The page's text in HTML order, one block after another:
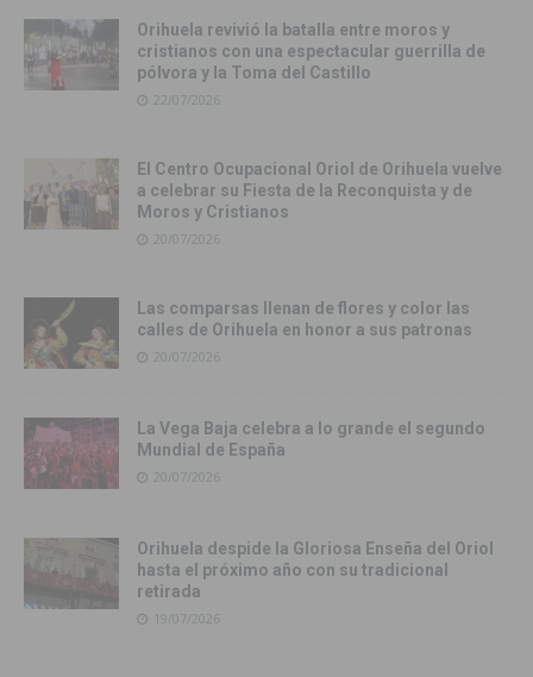
Orihuela revivió la batalla entre moros y
cristianos con una espectacular guerrilla de
pólvora y la Toma del Castillo
22/07/2026
El Centro Ocupacional Oriol de Orihuela vuelve
a celebrar su Fiesta de la Reconquista y de
Moros y Cristianos
20/07/2026
Las comparsas llenan de flores y color las
calles de Orihuela en honor a sus patronas
20/07/2026
La Vega Baja celebra a lo grande el segundo
Mundial de España
20/07/2026
Orihuela despide la Gloriosa Enseña del Oriol
hasta el próximo año con su tradicional
retirada
19/07/2026